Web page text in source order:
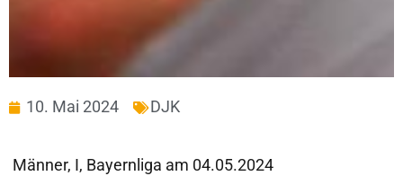
10. Mai 2024 DJK
Männer, I, Bayernliga am 04.05.2024